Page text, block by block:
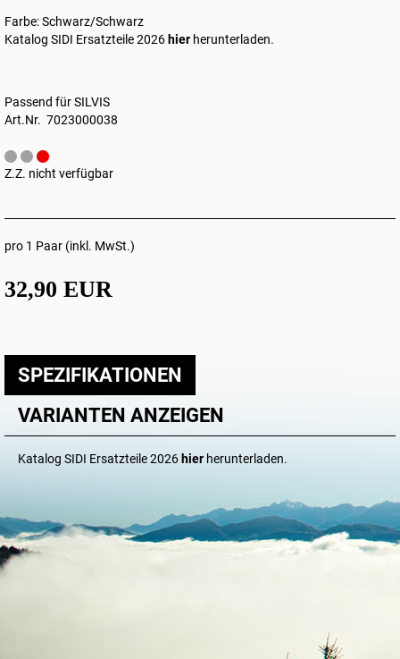
Farbe: Schwarz/Schwarz
Katalog SIDI Ersatzteile 2026 hier herunterladen.
Passend für SILVIS
Art.Nr. 7023000038
Z.Z. nicht verfügbar
pro 1 Paar (inkl. MwSt.)
32,90 EUR
SPEZIFIKATIONEN
VARIANTEN ANZEIGEN
Katalog SIDI Ersatzteile 2026 hier herunterladen.